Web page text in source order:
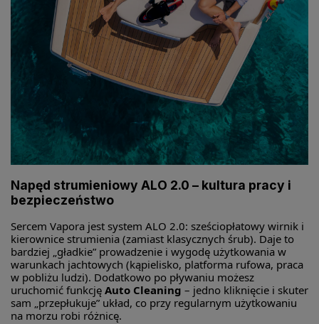
Napęd strumieniowy ALO 2.0 – kultura pracy i
bezpieczeństwo
Sercem Vapora jest system ALO 2.0: sześciopłatowy wirnik i
kierownice strumienia (zamiast klasycznych śrub). Daje to
bardziej „gładkie” prowadzenie i wygodę użytkowania w
warunkach jachtowych (kąpielisko, platforma rufowa, praca
w pobliżu ludzi). Dodatkowo po pływaniu możesz
uruchomić funkcję Auto Cleaning – jedno kliknięcie i skuter
sam „przepłukuje” układ, co przy regularnym użytkowaniu
na morzu robi różnicę.